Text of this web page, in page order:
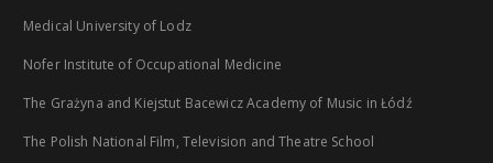
Medical University of Lodz
Nofer Institute of Occupational Medicine
The Grażyna and Kiejstut Bacewicz Academy of Music in Łódź
The Polish National Film, Television and Theatre School